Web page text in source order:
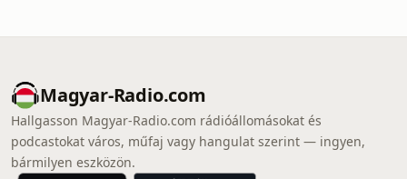
Magyar-Radio.com
Hallgasson Magyar-Radio.com rádióállomásokat és
podcastokat város, műfaj vagy hangulat szerint — ingyen,
bármilyen eszközön.